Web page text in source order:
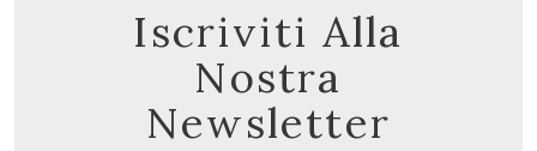
Iscriviti Alla
Nostra
Newsletter